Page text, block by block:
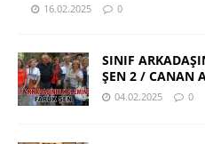
16.02.2025 0
SINIF
ŞEN 2 / CANAN
04.02.2025 0